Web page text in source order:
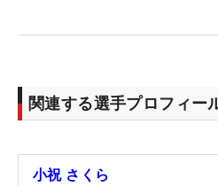
関連する選手プロフィー
小祝 さくら